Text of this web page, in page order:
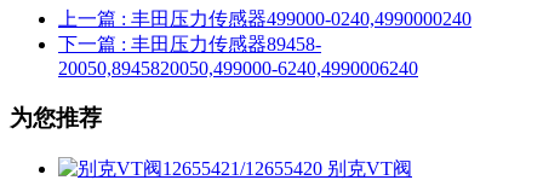
上一篇 : 丰田压力传感器499000-0240,4990000240
下一篇 : 丰田压力传感器89458-
20050,8945820050,499000-6240,4990006240
为您推荐
别克VT阀